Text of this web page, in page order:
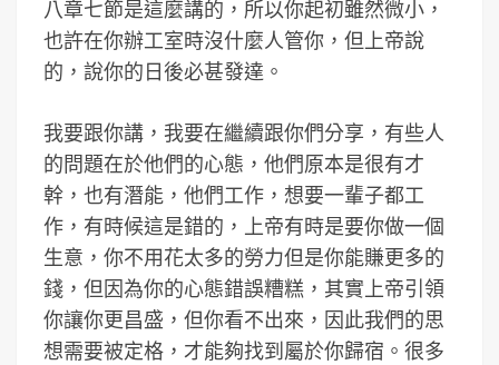
八章七節是這麼講的，所以你起初雖然微小，
也許在你辦工室時沒什麼人管你，但上帝說
的，說你的日後必甚發達。
我要跟你講，我要在繼續跟你們分享，有些人
的問題在於他們的心態，他們原本是很有才
幹，也有潛能，他們工作，想要一輩子都工
作，有時候這是錯的，上帝有時是要你做一個
生意，你不用花太多的勞力但是你能賺更多的
錢，但因為你的心態錯誤糟糕，其實上帝引領
你讓你更昌盛，但你看不出來，因此我們的思
想需要被定格，才能夠找到屬於你歸宿。很多